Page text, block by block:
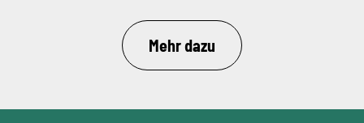
Mehr dazu